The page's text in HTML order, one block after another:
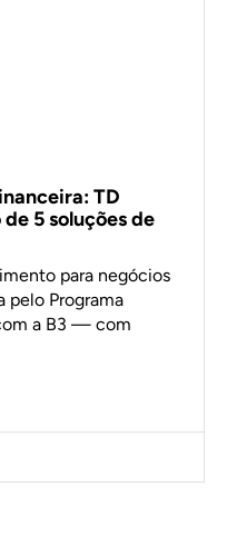
TD
5 soluções de
para negócios
pelo Programa
a B3 — com